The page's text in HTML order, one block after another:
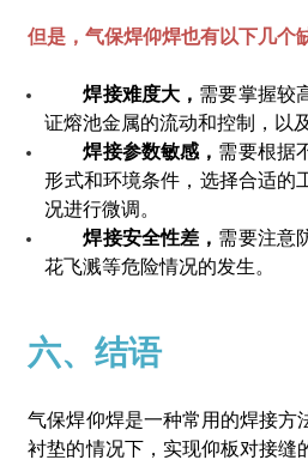
但是，气保焊仰焊也有以下几个
焊接难度大， 需要掌握较
证熔池金属的流动和控制，以
焊接参数敏感， 需要根据
形式和环境条件，选择合适的
况进行微调。
焊接安全性差， 需要注意
花飞溅等危险情况的发生。
六、结语
气保焊仰焊是一种常用的焊接方
衬垫的情况下，实现仰板对接缝